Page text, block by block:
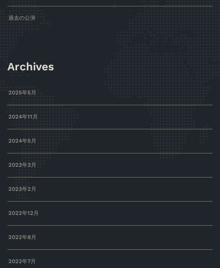
過去の公演
Archives
2025年5月
2024年11月
2024年5月
2023年3月
2023年2月
2022年12月
2022年8月
2022年7月